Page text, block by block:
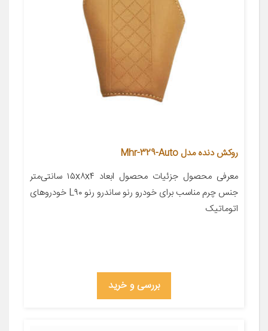
روکش دنده مدل Mhr-329-Auto
معرفی محصول جزئیات محصول ابعاد ۱۵x۸x۴ سانتی‌متر
جنس چرم مناسب برای خودرو رنو ساندرو رنو L۹۰ خودروهای
اتوماتیک
بررسی و خرید